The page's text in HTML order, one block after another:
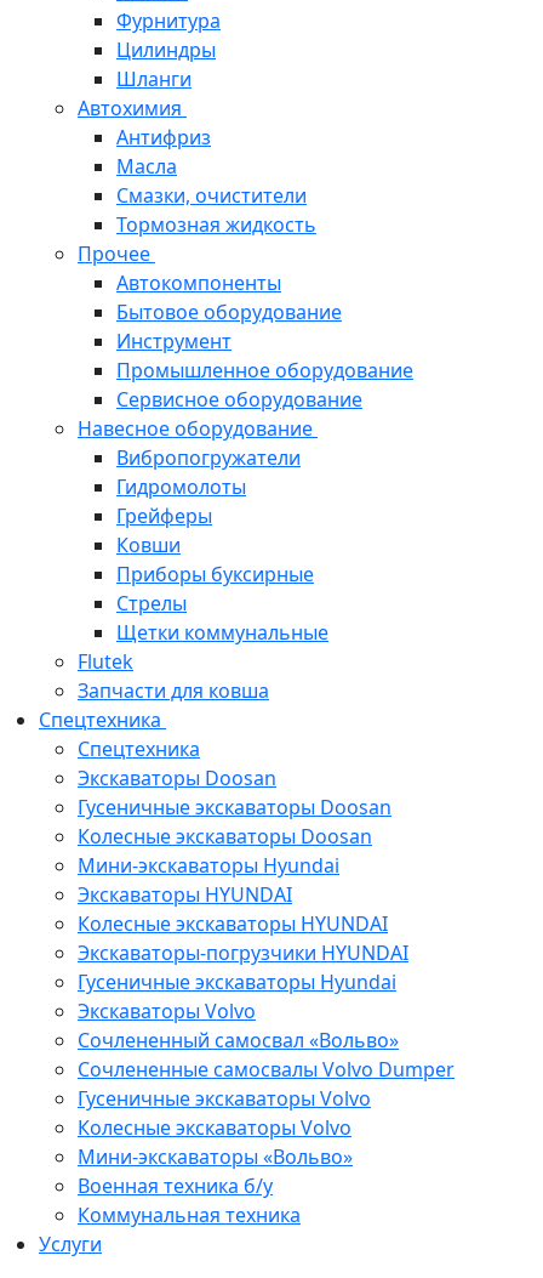
Фурнитура
Цилиндры
Шланги
Автохимия
Антифриз
Масла
Смазки, очистители
Тормозная жидкость
Прочее
Автокомпоненты
Бытовое оборудование
Инструмент
Промышленное оборудование
Сервисное оборудование
Навесное оборудование
Вибропогружатели
Гидромолоты
Грейферы
Ковши
Приборы буксирные
Стрелы
Щетки коммунальные
Flutek
Запчасти для ковша
Спецтехника
Спецтехника
Экскаваторы Doosan
Гусеничные экскаваторы Doosan
Колесные экскаваторы Doosan
Мини-экскаваторы Hyundai
Экскаваторы HYUNDAI
Колесные экскаваторы HYUNDAI
Экскаваторы-погрузчики HYUNDAI
Гусеничные экскаваторы Hyundai
Экскаваторы Volvo
Сочлененный самосвал «Вольво»
Сочлененные самосвалы Volvo Dumper
Гусеничные экскаваторы Volvo
Колесные экскаваторы Volvo
Мини-экскаваторы «Вольво»
Военная техника б/у
Коммунальная техника
Услуги